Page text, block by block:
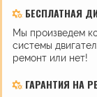
БЕСПЛАТНАЯ
Мы произведем
системы
ремонт или нет!
ГАРАНТИЯ НА